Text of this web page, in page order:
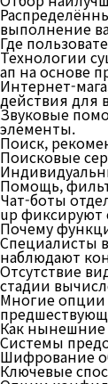
выполнение
Где
Технологии
ап на основе
Интернет-
действия для
Звуковые
элементы.
Поиск,
Поисковые
Помощь,
Чат-боты
up фиксируют
Почему
Специалисты
наблюдают
Отсутствие
стадии
Многие опции
Как
Системы
Шифрование
Ключевые